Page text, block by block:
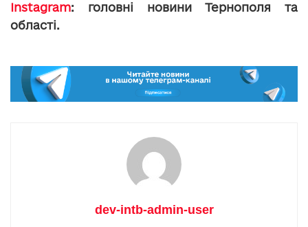
Instagram: головні новини Тернополя та
області.
dev-intb-admin-user